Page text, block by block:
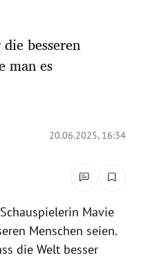
besseren
man es
20.06.2025, 16:34
Mavie
Menschen seien.
die Welt besser